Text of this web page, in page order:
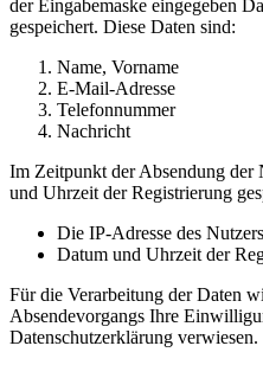
der Eingabemaske eingegeben
gespeichert. Diese Daten sind:
Name, Vorname
E-Mail-Adresse
Telefonnummer
Nachricht
Im Zeitpunkt der Absendung der
und Uhrzeit der Registrierung
Die IP-Adresse des Nutzers
Datum und Uhrzeit der
Für die Verarbeitung der Daten
Absendevorgangs Ihre
Datenschutzerklärung verwiesen.